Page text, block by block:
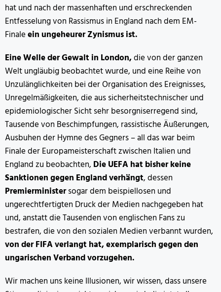
hat und nach der massenhaften und erschreckenden
Entfesselung von Rassismus in England nach dem EM-
Finaleein ungeheurer Zynismus ist.
Eine Welle der Gewalt in London,die von der ganzen
Welt ungläubig beobachtet wurde, und eine Reihe von
Unzulänglichkeiten bei der Organisation des Ereignisses,
Unregelmäßigkeiten, die aus sicherheitstechnischer und
epidemiologischer Sicht sehr besorgniserregend sind,
Tausende von Beschimpfungen, rassistische Äußerungen,
Ausbuhen der Hymne des Gegners – all das war beim
Finale der Europameisterschaft zwischen Italien und
England zu beobachten, Die UEFA hat bisher keine
Sanktionen gegen England verhängt, dessen
Premierministersogar dem beispiellosen und
ungerechtfertigten Druck der Medien nachgegeben hat
und, anstatt die Tausenden von englischen Fans zu
bestrafen, die von den sozialen Medien verbannt wurden,
von der FIFA verlangt hat, exemplarisch gegen den
ungarischen Verband vorzugehen.
Wir machen uns keine Illusionen, wir wissen,dass unsere